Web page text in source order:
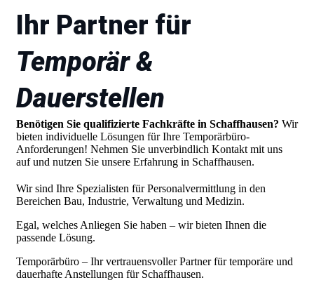
Ihr Partner für
Temporär &
Dauerstellen
Benötigen Sie qualifizierte Fachkräfte in Schaffhausen? Wir
bieten individuelle Lösungen für Ihre Temporärbüro-
Anforderungen! Nehmen Sie unverbindlich Kontakt mit uns
auf und nutzen Sie unsere Erfahrung in Schaffhausen.
Wir sind Ihre Spezialisten für Personalvermittlung in den
Bereichen Bau, Industrie, Verwaltung und Medizin.
Egal, welches Anliegen Sie haben – wir bieten Ihnen die
passende Lösung.
Temporärbüro – Ihr vertrauensvoller Partner für temporäre und
dauerhafte Anstellungen für Schaffhausen.